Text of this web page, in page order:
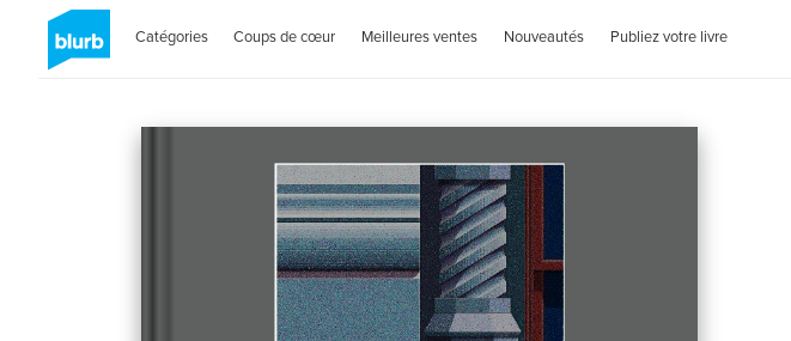
Catégories Coups de cœur Meilleures ventes Nouveautés Publiez votre livre